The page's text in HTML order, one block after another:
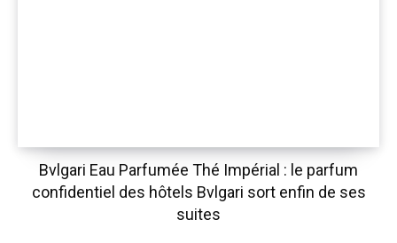
Bvlgari Eau Parfumée Thé Impérial : le parfum
confidentiel des hôtels Bvlgari sort enfin de ses
suites